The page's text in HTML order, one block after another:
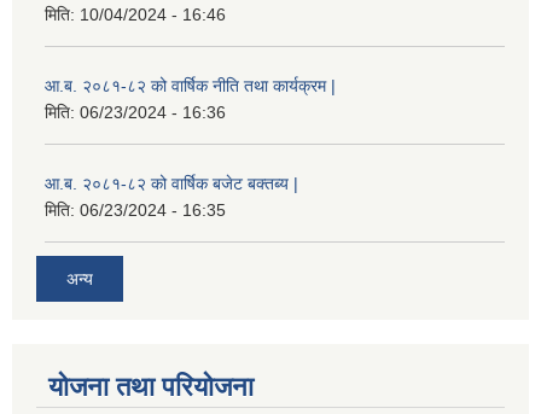
मिति: 10/04/2024 - 16:46
आ.ब. २०८१-८२ को वार्षिक नीति तथा कार्यक्रम |
मिति: 06/23/2024 - 16:36
आ.ब. २०८१-८२ को वार्षिक बजेट बक्तब्य |
मिति: 06/23/2024 - 16:35
अन्य
योजना तथा परियोजना